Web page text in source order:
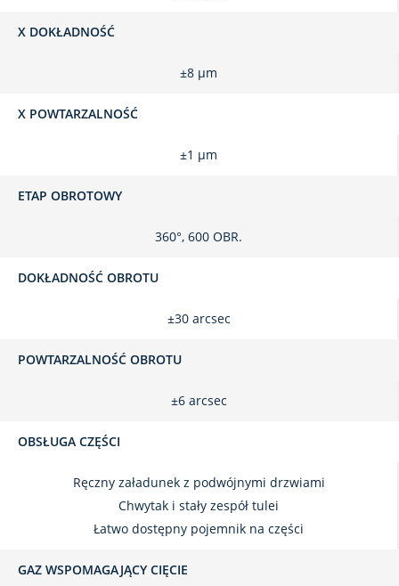
X DOKŁADNOŚĆ
±8 μm
X POWTARZALNOŚĆ
±1 μm
ETAP OBROTOWY
360°, 600 OBR.
DOKŁADNOŚĆ OBROTU
±30 arcsec
POWTARZALNOŚĆ OBROTU
±6 arcsec
OBSŁUGA CZĘŚCI
Ręczny załadunek z podwójnymi drzwiami
Chwytak i stały zespół tulei
Łatwo dostępny pojemnik na części
GAZ WSPOMAGAJĄCY CIĘCIE